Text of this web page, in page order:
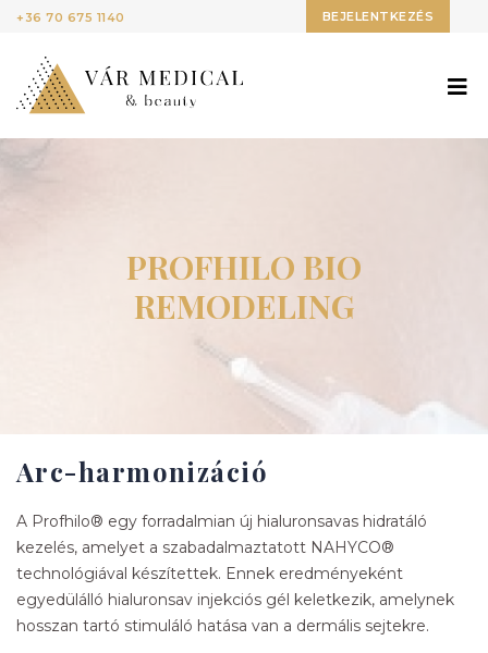
+36 70 675 1140 BEJELENTKEZÉS
PROFHILO BIO
REMODELING
Arc-harmonizáció
A Profhilo® egy forradalmian új hialuronsavas hidratáló
kezelés, amelyet a szabadalmaztatott NAHYCO®
technológiával készítettek. Ennek eredményeként
egyedülálló hialuronsav injekciós gél keletkezik, amelynek
hosszan tartó stimuláló hatása van a dermális sejtekre.